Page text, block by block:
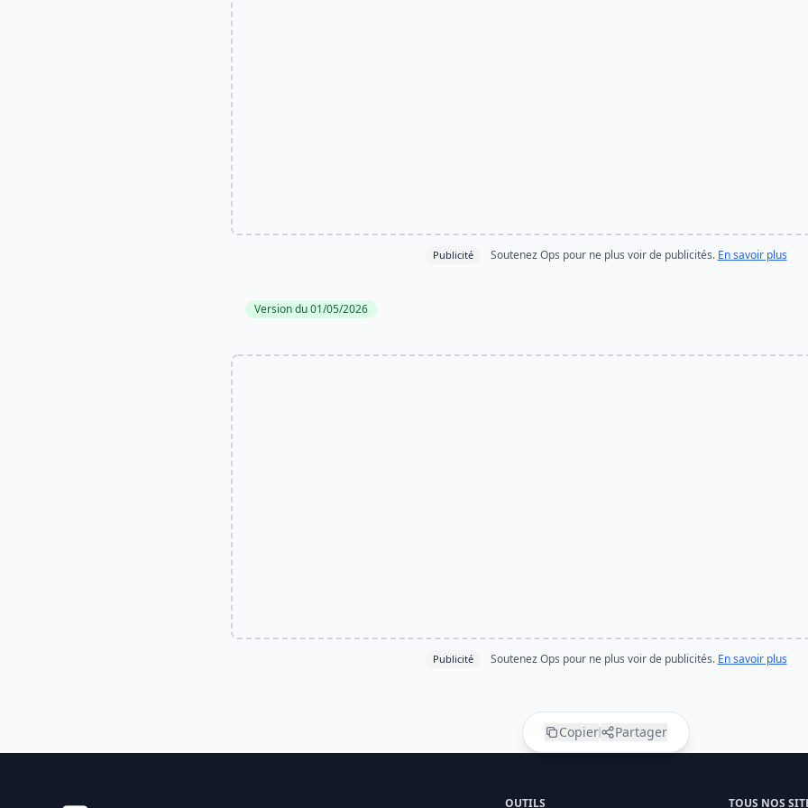
Publicité Soutenez Ops pour ne plus voir de publicités. En savoir plus
Version du 01/05/2026
Publicité Soutenez Ops pour ne plus voir de publicités. En savoir plus
Copier Partager
OUTILS TOUS NOS